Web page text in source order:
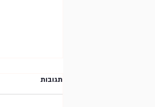
תגובות